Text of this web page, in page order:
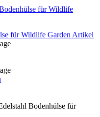
für Wildlife Garden Artikel